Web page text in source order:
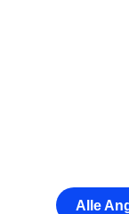
Alle